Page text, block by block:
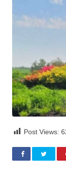
Post Views: